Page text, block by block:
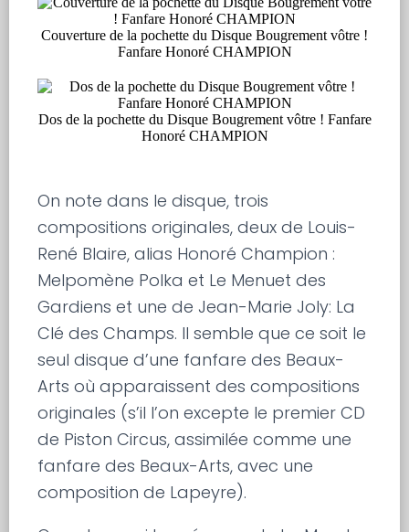
Couverture de la pochette du Disque Bougrement vôtre !
Fanfare Honoré CHAMPION
Dos de la pochette du Disque Bougrement vôtre ! Fanfare
Honoré CHAMPION
On note dans le disque, trois
compositions originales, deux de Louis-
René Blaire, alias Honoré Champion :
Melpomène Polka et Le Menuet des
Gardiens et une de Jean-Marie Joly: La
Clé des Champs. Il semble que ce soit le
seul disque d’une fanfare des Beaux-
Arts où apparaissent des compositions
originales (s’il l’on excepte le premier CD
de Piston Circus, assimilée comme une
fanfare des Beaux-Arts, avec une
composition de Lapeyre).